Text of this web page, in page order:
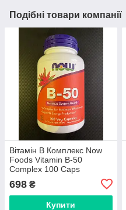
Подібні товари компанії
Вітамін В Комплекс Now
Foods Vitamin B-50
Complex 100 Caps
698 ₴
Купити